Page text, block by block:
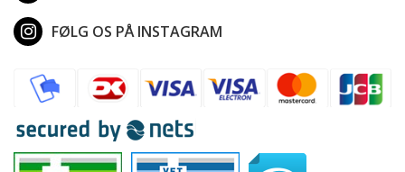
FØLG OS PÅ INSTAGRAM